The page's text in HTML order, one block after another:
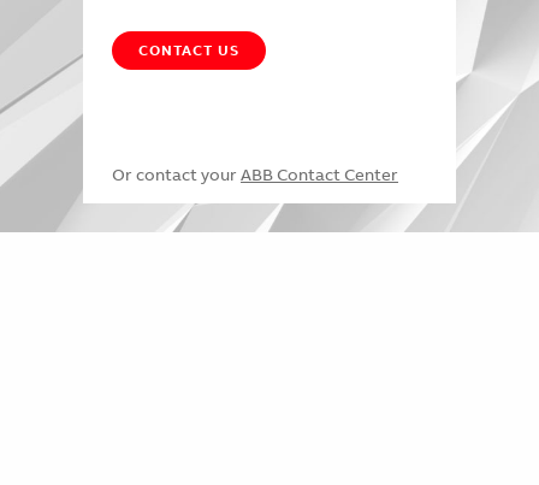
CONTACT US
Or contact your ABB Contact Center